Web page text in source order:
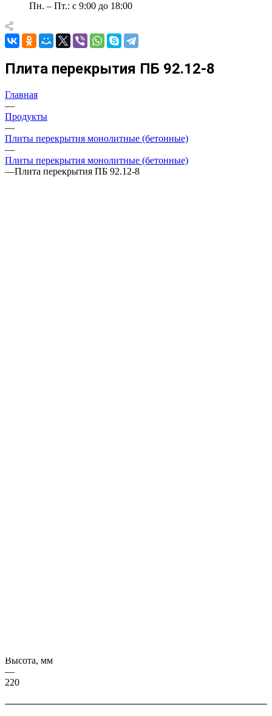
Пн. – Пт.: с 9:00 до 18:00
Плита перекрытия ПБ 92.12-8
Главная
—
Продукты
—
Плиты перекрытия монолитные (бетонные)
—
Плиты перекрытия монолитные (бетонные)
—Плита перекрытия ПБ 92.12-8
Высота, мм
—
220